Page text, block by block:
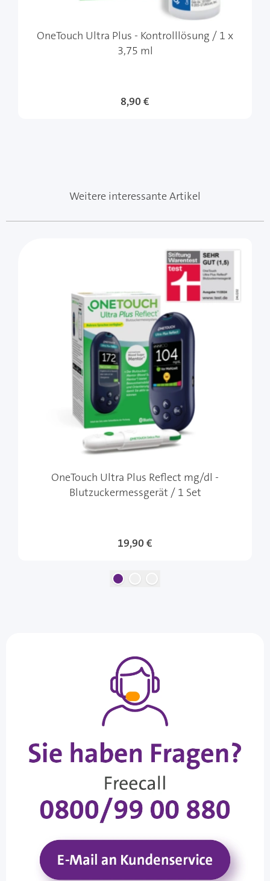
OneTouch Ultra Plus - Kontrolllösung / 1 x
3,75 ml
8,90 €
Weitere interessante Artikel
OneTouch Ultra Plus Reflect mg/dl -
Blutzuckermessgerät / 1 Set
19,90 €